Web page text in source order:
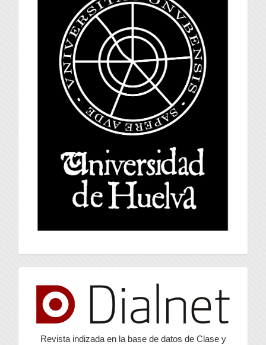
index
Revista indizada en la base de datos de Clase y